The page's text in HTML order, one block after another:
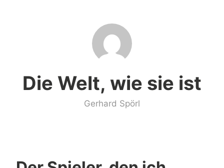
Die Welt, wie sie ist
Gerhard Spörl